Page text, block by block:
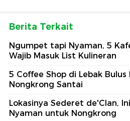
Berita Terkait
Ngumpet tapi Nyaman, 5
Wajib Masuk List Kulineran
5 Coffee Shop di Lebak Bulus
Nongkrong Santai
Lokasinya Sederet de'Clan,
Nyaman untuk Nongkrong